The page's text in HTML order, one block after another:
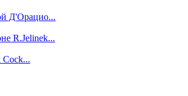
Д'Орацио...
R.Jelinek...